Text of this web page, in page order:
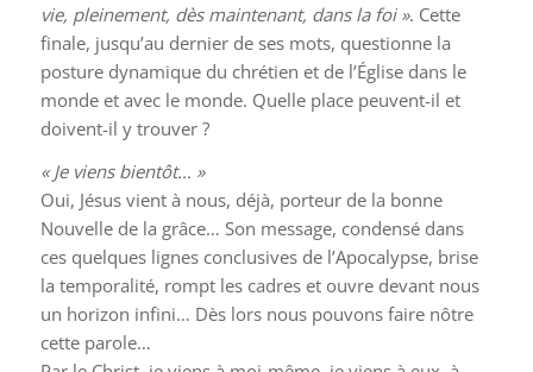
vie, pleinement, dès maintenant, dans la foi ». Cette
finale, jusqu’au dernier de ses mots, questionne la
posture dynamique du chrétien et de l’Église dans le
monde et avec le monde. Quelle place peuvent-il et
doivent-il y trouver ?
« Je viens bientôt… »
Oui, Jésus vient à nous, déjà, porteur de la bonne
Nouvelle de la grâce… Son message, condensé dans
ces quelques lignes conclusives de l’Apocalypse, brise
la temporalité, rompt les cadres et ouvre devant nous
un horizon infini… Dès lors nous pouvons faire nôtre
cette parole…